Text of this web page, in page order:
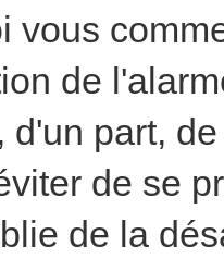
vous
de
d'un part,
de se
de la